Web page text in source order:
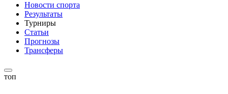
Новости спорта
Результаты
Турниры
Статьи
Прогнозы
Трансферы
топ